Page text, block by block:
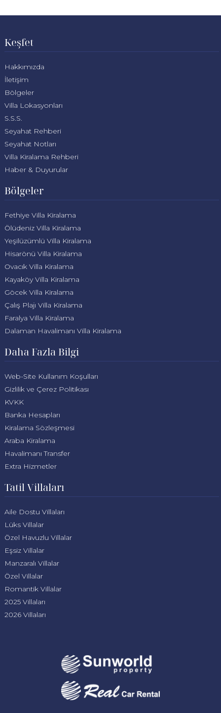
Keşfet
Hakkımızda
İletişim
Bölgeler
Villa Lokasyonları
S.S.S.
Seyahat Rehberi
Seyahat Notları
Villa Kiralama Rehberi
Haber & Duyurular
Bölgeler
Fethiye Villa Kiralama
Ölüdeniz Villa Kiralama
Yeşilüzümlü Villa Kiralama
Hisarönü Villa Kiralama
Ovacık Villa Kiralama
Kayaköy Villa Kiralama
Göcek Villa Kiralama
Çalış Plajı Villa Kiralama
Faralya Villa Kiralama
Dalaman Havalimanı Villa Kiralama
Daha Fazla Bilgi
Web-Site Kullanım Koşulları
Gizlilik ve Çerez Politikası
KVKK
Banka Hesapları
Kiralama Sözleşmesi
Araba Kiralama
Havalimanı Transfer
Extra Hizmetler
Tatil Villaları
Aile Dostu Villaları
Lüks Villalar
Özel Havuzlu Villalar
Eşsiz Villalar
Manzaralı Villalar
Özel Villalar
Romantik Villalar
2025 Villaları
2026 Villaları